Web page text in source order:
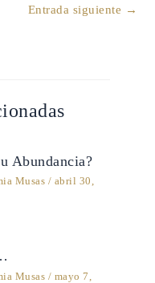
Entrada siguiente →
Abundancia?
Musas / abril 30,
Musas / mayo 7,